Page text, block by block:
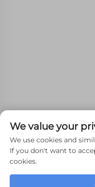
Copyright © 2024
We value your
We use cookies and
If you don't want to
cookies.